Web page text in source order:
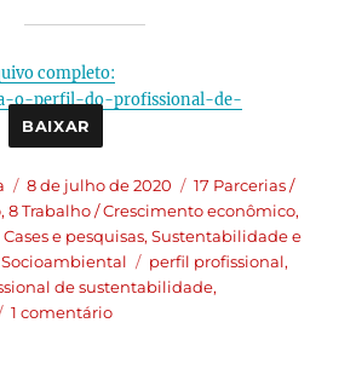
completo:
o-perfil-do-profissional-de-
BAIXAR
8 de julho de 2020
17 Parcerias /
,8 Trabalho / Crescimento econômico,
Cases e pesquisas,Sustentabilidade e
perfil profissional,
de sustentabilidade,
1 comentário